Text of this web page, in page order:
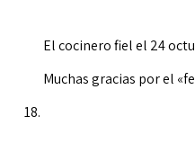
El cocinero fielel 24
Muchas gracias por el